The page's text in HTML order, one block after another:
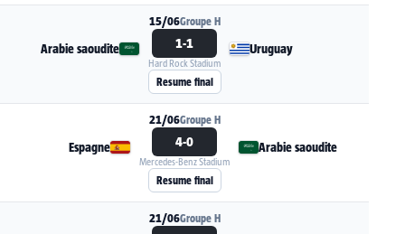
Voir la fiche du match Arabie saoudite -
15/06Groupe H
Arabie saoudite 1-1
Hard Rock Stadium
Uruguay
Resume final
Voir la fiche du match Espagne - Arabie
21/06Groupe H
Espagne 4-0
Mercedes-Benz Stadium
Arabie saoudite
Resume final
21/06Groupe H